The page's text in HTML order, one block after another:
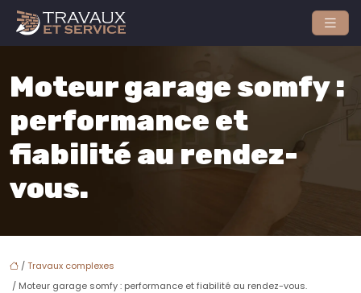
Moteur garage somfy :
performance et
fiabilité au rendez-
vous.
/Travaux complexes
/ Moteur garage somfy : performance et fiabilité au rendez-vous.